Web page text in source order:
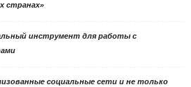
странах»
инструмент для работы с
социальные сети и не только